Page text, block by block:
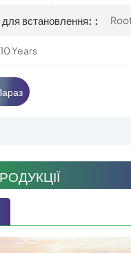
встановлення: :
10 Years